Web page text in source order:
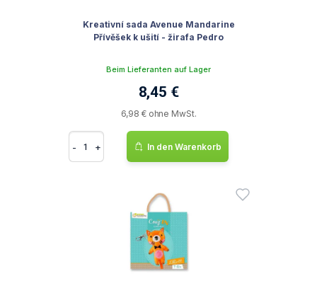
Kreativní sada Avenue Mandarine
Přívěšek k ušití - žirafa Pedro
Beim Lieferanten auf Lager
8,45 €
6,98 € ohne MwSt.
- + In den Warenkorb